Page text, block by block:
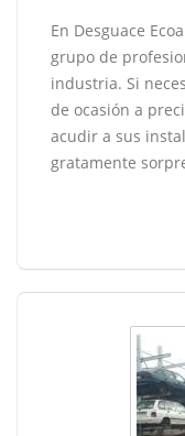
En Desguace
grupo de
industria. Si
de ocasión a
acudir a sus
gratamente